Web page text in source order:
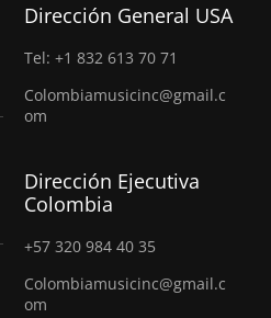
Dirección General USA
Tel: +1 832 613 70 71
Colombiamusicinc@gmail.c
om
Dirección Ejecutiva
Colombia
+57 320 984 40 35
Colombiamusicinc@gmail.c
om